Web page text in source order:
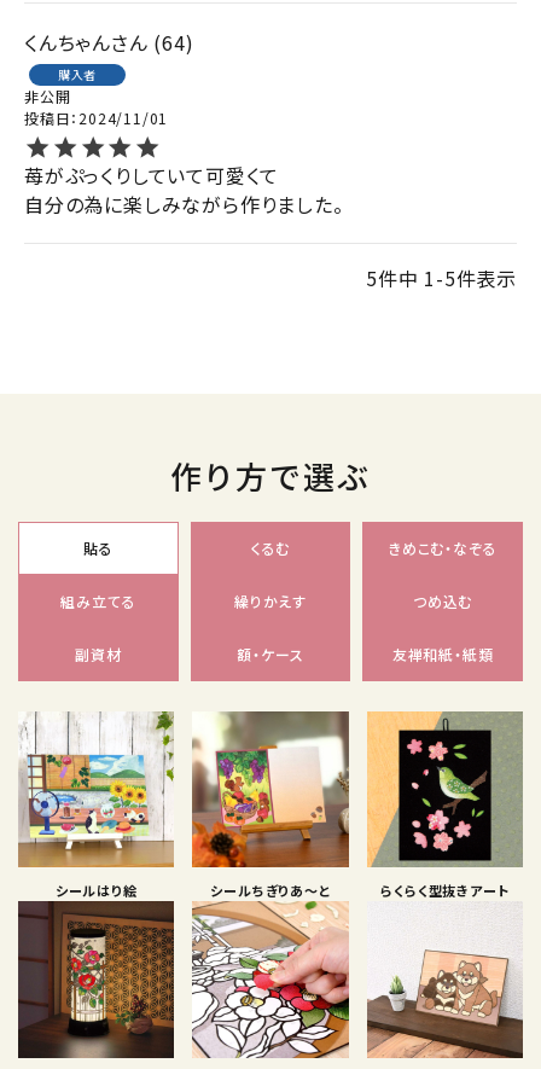
くんちゃん 64
購入者
非公開
投稿日 2024/11/01
苺がぷっくりしていて可愛くて
自分の為に楽しみながら作りました。
5件中 1-5件表示
作り方で選ぶ
貼る くるむ きめこむ・なぞる
組み立てる 繰りかえす つめ込む
副資材 額・ケース 友禅和紙・紙類
シールはり絵 シールちぎりあ〜と らくらく型抜きアート